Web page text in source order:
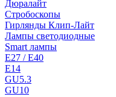
Дюралайт
Стробоскопы
Гирлянды Клип-Лайт
Лампы светодиодные
Smart лампы
E27 / E40
E14
GU5.3
GU10